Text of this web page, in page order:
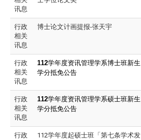
讯息
行政
相关
讯息
博士论文计画提报-张天宇
行政
相关
讯息
112学年度资讯管理学系博士班新生
学分抵免公告
行政
相关
讯息
112学年度资讯管理学系硕士班新生
学分抵免公告
行政 112学年度起硕士班「第七条学术发